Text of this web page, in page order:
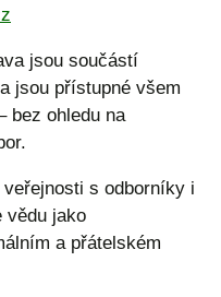
jsou součástí
a jsou přístupné všem
bez ohledu na
s odborníky i
vědu jako
a přátelském